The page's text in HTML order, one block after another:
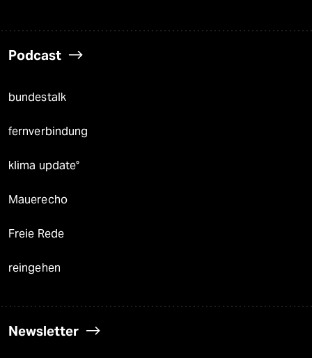
Podcast
bundestalk
fernverbindung
klima update°
Mauerecho
Freie Rede
reingehen
Newsletter